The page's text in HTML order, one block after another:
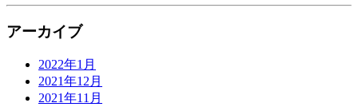
アーカイブ
2022年1月
2021年12月
2021年11月